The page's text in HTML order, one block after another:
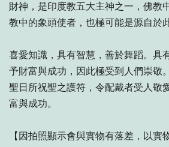
財神，是印度教五大主神之一，佛教
教中的象頭使者，也極可能是源自於
喜愛知識，具有智慧，善於舞蹈。具
予財富與成功，因此極受到人們崇敬
聖日所祝聖之護符，令配戴者受人敬
富與成功。
【因拍照顯示會與實物有落差，以實